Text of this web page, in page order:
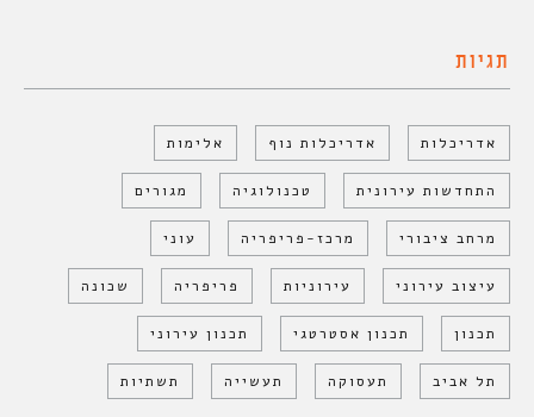
תגיות
אדריכלות אדריכלות נוף אלימות
התחדשות עירונית טכנולוגיה מגורים
מרחב ציבורי מרכז-פריפריה עוני
עיצוב עירוני עירוניות פריפריה שכונה
תכנון תכנון אסטרטגי תכנון עירוני
תל אביב תעסוקה תעשייה תשתיות